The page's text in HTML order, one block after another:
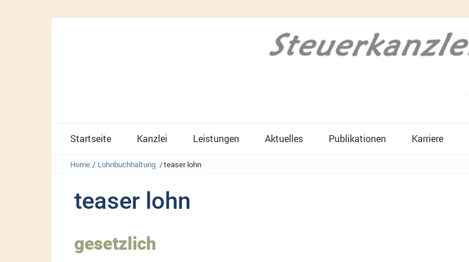
Startseite Kanzlei Leistungen Aktuelles Publikationen Karriere
Home / Lohnbuchhaltung /teaser lohn
teaser lohn